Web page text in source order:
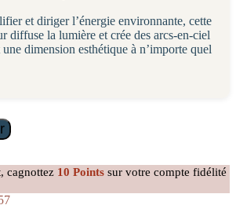
et diriger l’énergie environnante, cette
diffuse la lumière et crée des arcs-en-ciel
dimension esthétique à n’importe quel
cagnottez 10 Points sur votre compte fidélité